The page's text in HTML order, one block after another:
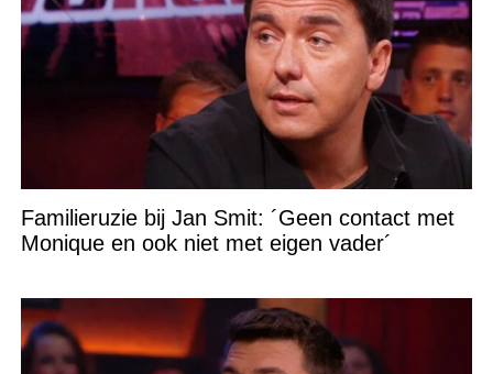
Familieruzie bij Jan Smit: ´Geen contact met
Monique en ook niet met eigen vader´